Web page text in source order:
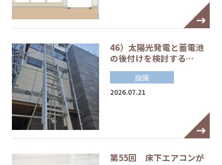
46）太陽光発電と蓄電池
の後付けを検討する…
設備
2026.07.21
第55回 床下エアコンが